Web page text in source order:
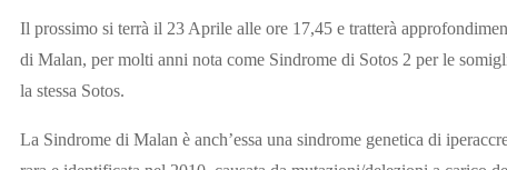
Il prossimo si terrà il 23 Aprile alle ore 17,45 e tratterà
di Malan, per molti anni nota come Sindrome di Sotos 2 per le
la stessa Sotos.
La Sindrome di Malan è anch’essa una sindrome genetica di